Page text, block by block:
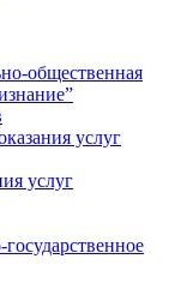
общественная
услуг
услуг